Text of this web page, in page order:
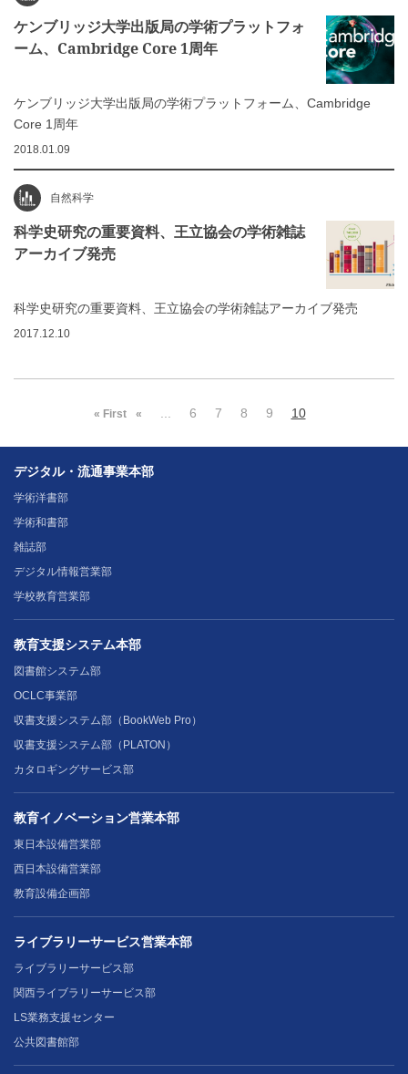
ケンブリッジ大学出版局の学術プラットフォ
ーム、Cambridge Core 1周年
ケンブリッジ大学出版局の学術プラットフォーム、Cambridge
Core 1周年
2018.01.09
自然科学
科学史研究の重要資料、王立協会の学術雑誌
アーカイブ発売
科学史研究の重要資料、王立協会の学術雑誌アーカイブ発売
2017.12.10
« First « 6 7 8 9 10
デジタル・流通事業本部
学術洋書部
学術和書部
雑誌部
デジタル情報営業部
学校教育営業部
教育支援システム本部
図書館システム部
OCLC事業部
収書支援システム部（BookWeb Pro）
収書支援システム部（PLATON）
カタロギングサービス部
教育イノベーション営業本部
東日本設備営業部
西日本設備営業部
教育設備企画部
ライブラリーサービス営業本部
ライブラリーサービス部
関西ライブラリーサービス部
LS業務支援センター
公共図書館部